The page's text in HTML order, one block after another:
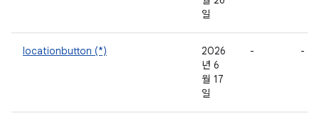
일
locationbutton (*)
2026
년 6
월 17
일
- -